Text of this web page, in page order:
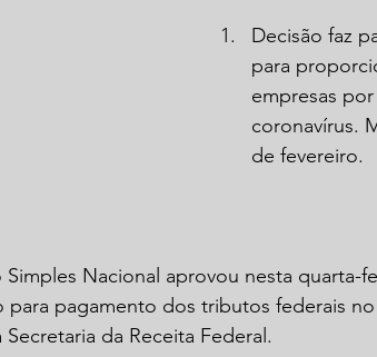
Decisão faz
para
empresas
coronavírus.
de fevereiro.
Nacional aprovou nesta quarta-
para pagamento dos tributos federais
da Receita Federal.